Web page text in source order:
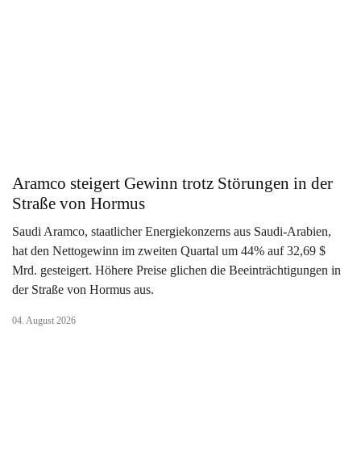
Aramco steigert Gewinn trotz Störungen in der
Straße von Hormus
Saudi Aramco, staatlicher Energiekonzerns aus Saudi-Arabien,
hat den Nettogewinn im zweiten Quartal um 44% auf 32,69 $
Mrd. gesteigert. Höhere Preise glichen die Beeinträchtigungen in
der Straße von Hormus aus.
04. August 2026